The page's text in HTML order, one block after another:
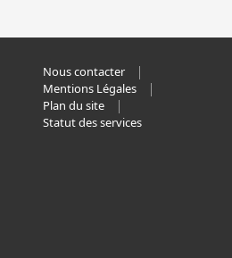
Nous contacter
Mentions Légales
Plan du site
Statut des services